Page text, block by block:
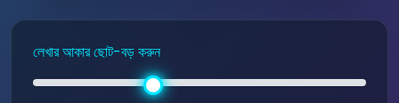
লেখার আকার ছোট-বড় করুন